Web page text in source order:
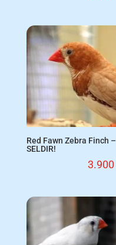
Red Fawn Zebra Finch –
SELDIR!
3.900